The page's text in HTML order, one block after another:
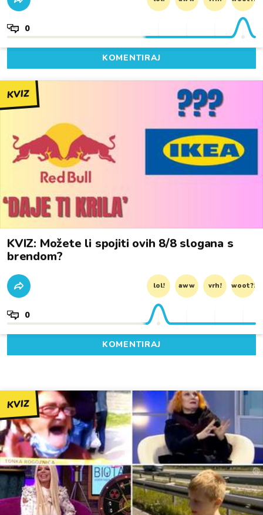
0
KOMENTIRAJ
KVIZ
KVIZ: Možete li spojiti ovih 8/8 slogana s
brendom?
lol! aww vrh! woot?!
0
KOMENTIRAJ
KVIZ